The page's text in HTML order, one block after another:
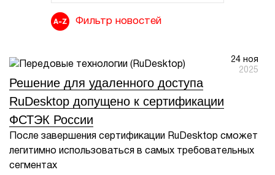
Вендоры
Партнерам
События
Сервисы для партнеров
Фильтр новостей
24 ноя
2025
Решение для удаленного доступа
RuDesktop допущено к сертификации
ФСТЭК России
После завершения сертификации RuDesktop сможет
легитимно использоваться в самых требовательных
сегментах